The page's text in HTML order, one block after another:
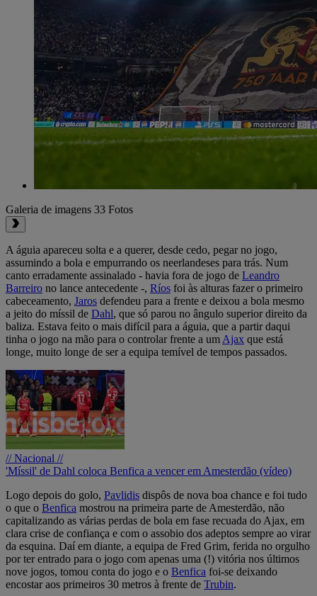
Galeria de imagens 33 Fotos
A águia apareceu solta e a querer, desde cedo, pegar no jogo,
assumindo a bola e empurrando os neerlandeses para trás. Num
canto erradamente assinalado - havia fora de jogo de Leandro
Barreiro no lance antecedente -, Ríos foi às alturas fazer o primeiro
cabeceamento, Jaros defendeu para a frente e deixou a bola mesmo
a jeito do míssil de Dahl, que só parou no ângulo superior direito da
baliza. Estava feito o mais difícil para a águia, que a partir daqui
tinha o jogo na mão para o controlar frente a um Ajax que está
longe, muito longe de ser a equipa temível de tempos passados.
// Nacional //
'Míssil' de Dahl coloca Benfica a vencer em Amesterdão (vídeo)
Logo depois do golo, Pavlidis dispôs de nova boa chance e foi tudo
o que o Benfica mostrou na primeira parte de Amesterdão, não
capitalizando as várias perdas de bola em fase recuada do Ajax, em
clara crise de confiança e com o assobio dos adeptos sempre ao virar
da esquina. Daí em diante, a equipa de Fred Grim, ferida no orgulho
por ter entrado para o jogo com apenas uma (!) vitória nos últimos
nove jogos, tomou conta do jogo e o Benfica foi-se deixando
encostar aos primeiros 30 metros à frente de Trubin.